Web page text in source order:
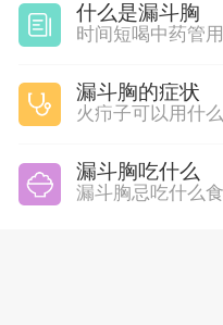
什么是漏斗胸
时间短喝中药管
漏斗胸的症状
火疖子可以用什
漏斗胸吃什么
漏斗胸忌吃什么